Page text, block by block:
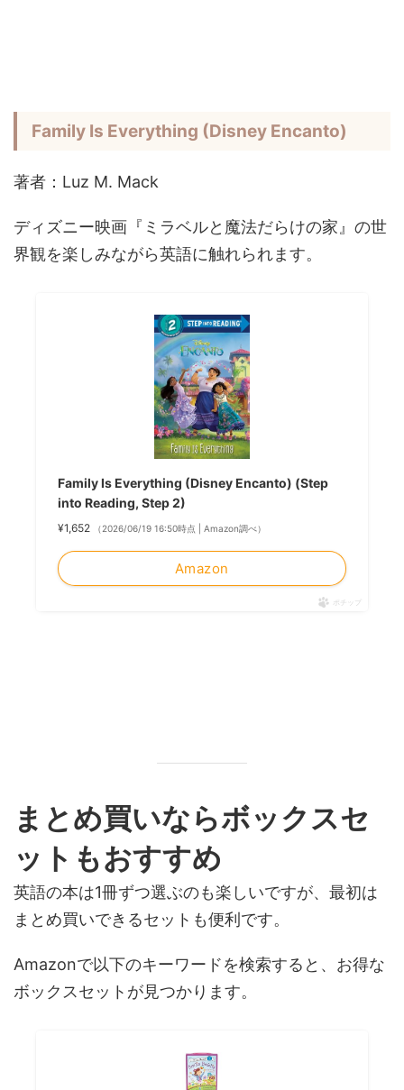
Family Is Everything (Disney Encanto)
著者：Luz M. Mack
ディズニー映画『ミラベルと魔法だらけの家』の世
界観を楽しみながら英語に触れられます。
Family Is Everything (Disney Encanto) (Step
into Reading, Step 2)
¥1,652 （2026/06/19 16:50時点 | Amazon調べ）
Amazon
ポチップ
まとめ買いならボックスセ
ットもおすすめ
英語の本は1冊ずつ選ぶのも楽しいですが、最初は
まとめ買いできるセットも便利です。
Amazonで以下のキーワードを検索すると、お得な
ボックスセットが見つかります。